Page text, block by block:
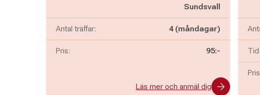
Sundsvall
Antal träffar: 4 (måndagar)
Pris: 95:-
Läs mer och anmäl dig
Tid: